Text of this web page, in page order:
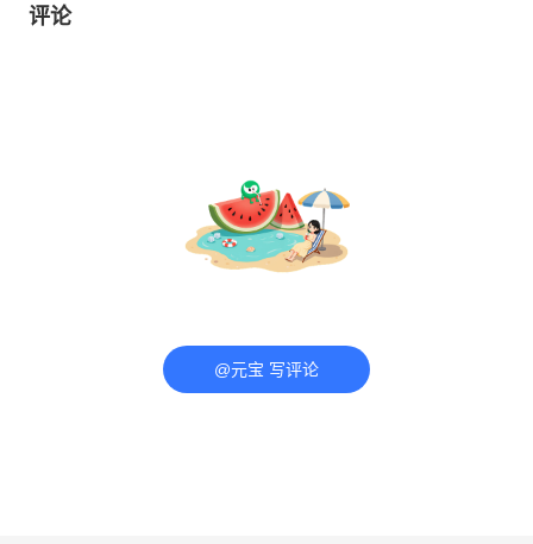
评论
@元宝 写评论